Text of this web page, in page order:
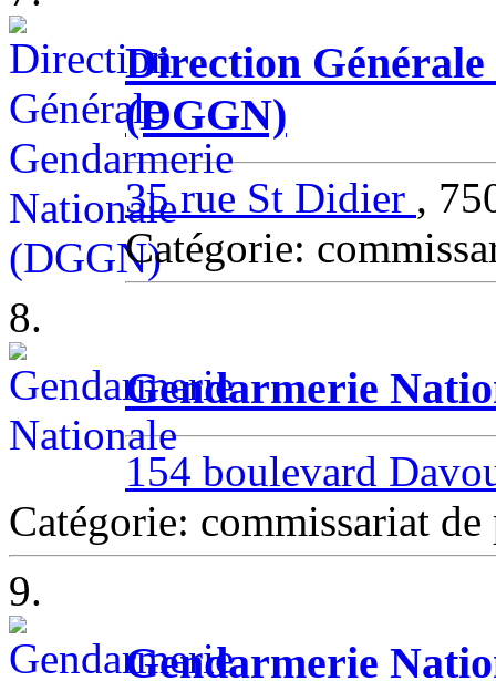
Direction
(DGGN)
35 rue St Didier ,
Catégorie:
8.
Gendarmerie
154 boulevard
Catégorie: commissariat
9.
Gendarmerie